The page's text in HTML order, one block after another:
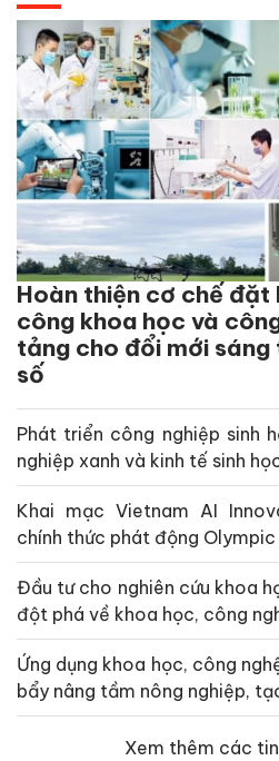
Hoàn thiện cơ chế đặt
công khoa học và
tảng cho đổi mới
số
Phát triển công nghiệp sinh
nghiệp xanh và kinh tế sinh
Khai mạc Vietnam AI
chính thức phát động
Đầu tư cho nghiên cứu khoa
đột phá về khoa học, công
Ứng dụng khoa học, công
bẩy nâng tầm nông nghiệp,
Xem thêm các